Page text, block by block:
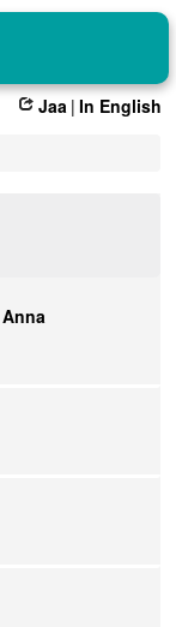
Jaa | In English